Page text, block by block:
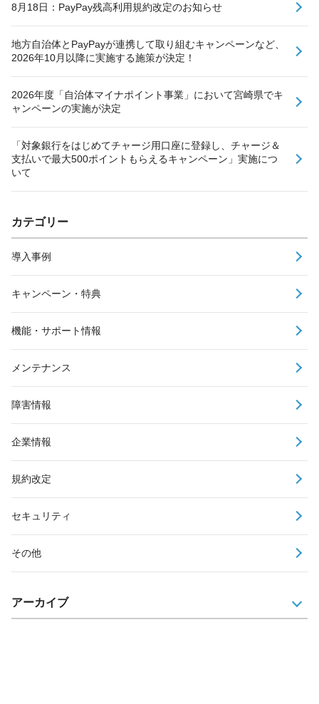
8月18日：PayPay残高利用規約改定のお知らせ
地方自治体とPayPayが連携して取り組むキャンペーンなど、
2026年10月以降に実施する施策が決定！
2026年度「自治体マイナポイント事業」において宮崎県でキ
ャンペーンの実施が決定
「対象銀行をはじめてチャージ用口座に登録し、チャージ＆
支払いで最大500ポイントもらえるキャンペーン」実施につ
いて
カテゴリー
導入事例
キャンペーン・特典
機能・サポート情報
メンテナンス
障害情報
企業情報
規約改定
セキュリティ
その他
アーカイブ